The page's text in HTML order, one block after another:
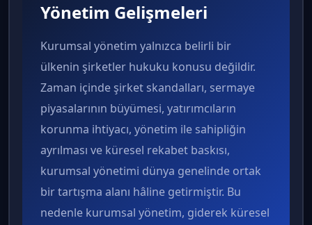
Yönetim Gelişmeleri
Kurumsal yönetim yalnızca belirli bir
ülkenin şirketler hukuku konusu değildir.
Zaman içinde şirket skandalları, sermaye
piyasalarının büyümesi, yatırımcıların
korunma ihtiyacı, yönetim ile sahipliğin
ayrılması ve küresel rekabet baskısı,
kurumsal yönetimi dünya genelinde ortak
bir tartışma alanı hâline getirmiştir. Bu
nedenle kurumsal yönetim, giderek küresel